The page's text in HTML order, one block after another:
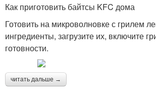
Как приготовить байтсы KFC дома
Готовить на микроволновке с грилем
ингредиенты, загрузите их, включите
готовности.
читать дальше →